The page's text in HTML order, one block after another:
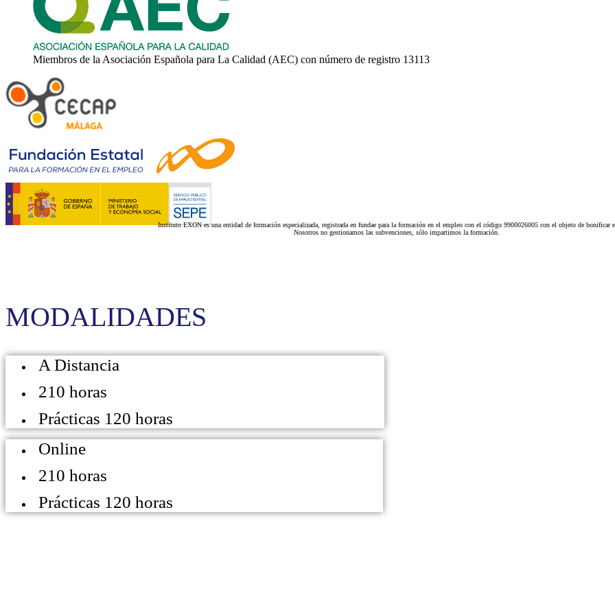
Miembros de la Asociación Española para La Calidad (AEC) con número de registro 13113
Instituto EXON es una entidad de formación especializada, registrada en fundae para la formación en el empleo con el código 9900026005 con el objeto de bonificar
Nosotros no gestionamos las subvenciones, sólo impartimos la formación.
MODALIDADES
A Distancia
210 horas
Prácticas 120 horas
Online
210 horas
Prácticas 120 horas